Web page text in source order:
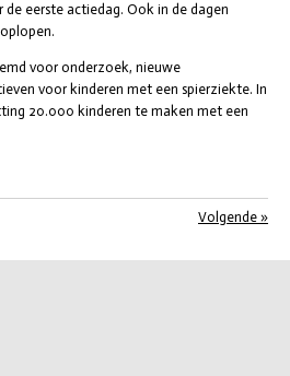
eerste actiedag. Ook in de dagen
voor onderzoek, nieuwe
voor kinderen met een spierziekte. In
20.000 kinderen te maken met een
Volgende »